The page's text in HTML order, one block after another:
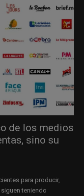
de los medios
sino su
para producir,
teniendo